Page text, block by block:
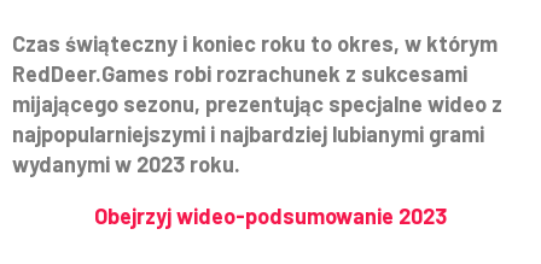
Czas świąteczny i koniec roku to okres, w którym
RedDeer.Games robi rozrachunek z sukcesami
mijającego sezonu, prezentując specjalne wideo z
najpopularniejszymi i najbardziej lubianymi grami
wydanymi w 2023 roku.
Obejrzyj wideo-podsumowanie 2023